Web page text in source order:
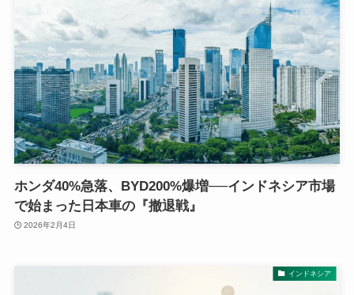
ホンダ40%急落、BYD200%爆増──インドネシア市場
で始まった日本車の『撤退戦』
2026年2月4日
インドネシア